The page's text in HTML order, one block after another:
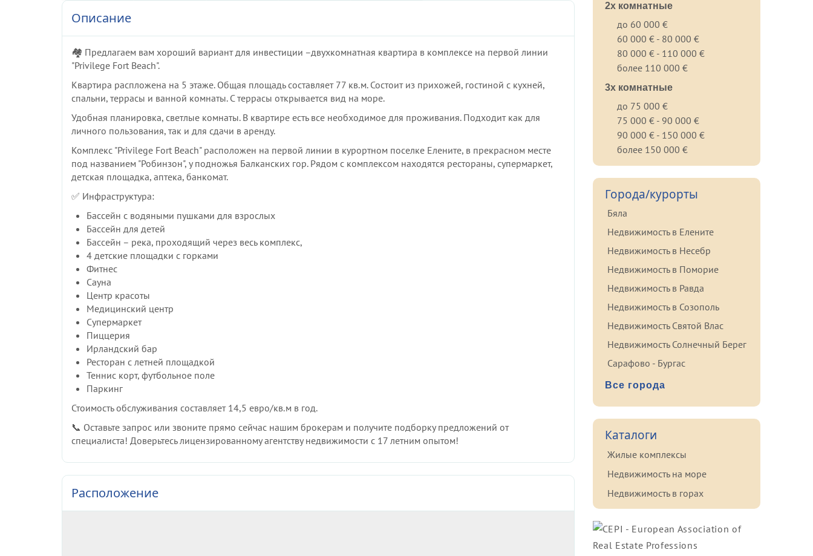
Описание
🏘️ Предлагаем вам хороший вариант для инвестиции –двухкомнатная квартира в комплексе на первой линии
"Privilege Fort Beach".
Квартира распложена на 5 этаже. Общая площадь составляет 77 кв.м. Состоит из прихожей, гостиной с кухней,
спальни, террасы и ванной комнаты. С террасы открывается вид на море.
Удобная планировка, светлые комнаты. В квартире есть все необходимое для проживания. Подходит как для
личного пользования, так и для сдачи в аренду.
Комплекс "Privilege Fort Beach" расположен на первой линии в курортном поселке Елените, в прекрасном месте
под названием "Робинзон", у подножья Балканских гор. Рядом с комплексом находятся рестораны, супермаркет,
детская площадка, аптека, банкомат.
✅ Инфраструктура:
Бассейн с водяными пушками для взрослых
Бассейн для детей
Бассейн – река, проходящий через весь комплекс,
4 детские площадки с горками
Фитнес
Сауна
Центр красоты
Медицинский центр
Супермаркет
Пиццерия
Ирландский бар
Ресторан с летней площадкой
Теннис корт, футбольное поле
Паркинг
Стоимость обслуживания составляет 14,5 евро/кв.м в год.
📞 Оставьте запрос или звоните прямо сейчас нашим брокерам и получите подборку предложений от
специалиста! Доверьтесь лицензированному агентству недвижимости с 17 летним опытом!
Расположение
2х комнатные
до 60 000 €
60 000 € - 80 000 €
80 000 € - 110 000 €
более 110 000 €
3х комнатные
до 75 000 €
75 000 € - 90 000 €
90 000 € - 150 000 €
более 150 000 €
Города/курорты
Бяла
Недвижимость в Елените
Недвижимость в Несебр
Недвижимость в Поморие
Недвижимость в Равда
Недвижимость в Созополь
Недвижимость Святой Влас
Недвижимость Солнечный Берег
Сарафово - Бургас
Все города
Каталоги
Жилые комплексы
Недвижимость на море
Недвижимость в горах